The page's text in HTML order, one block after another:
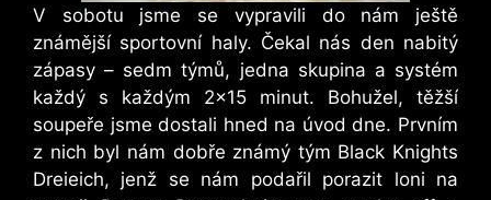
V sobotu jsme se vypravili do nám ještě
známější sportovní haly. Čekal nás den nabitý
zápasy – sedm týmů, jedna skupina a systém
každý s každým 2×15 minut. Bohužel, těžší
soupeře jsme dostali hned na úvod dne. Prvním
z nich byl nám dobře známý tým Black Knights
Dreieich, jenž se nám podařil porazit loni na